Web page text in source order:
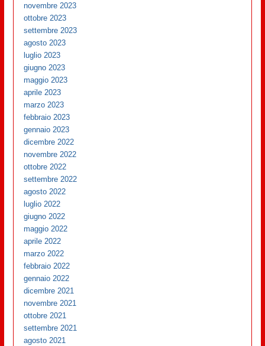
novembre 2023
ottobre 2023
settembre 2023
agosto 2023
luglio 2023
giugno 2023
maggio 2023
aprile 2023
marzo 2023
febbraio 2023
gennaio 2023
dicembre 2022
novembre 2022
ottobre 2022
settembre 2022
agosto 2022
luglio 2022
giugno 2022
maggio 2022
aprile 2022
marzo 2022
febbraio 2022
gennaio 2022
dicembre 2021
novembre 2021
ottobre 2021
settembre 2021
agosto 2021